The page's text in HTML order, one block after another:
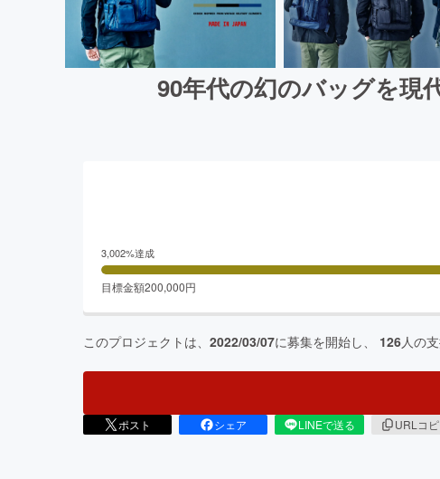
90年代の幻のバッグを現
3,002%達成
目標金額200,000円
このプロジェクトは、 2022/03/07に募集を開始し、 126人の
ポスト シェア LINEで送る URLコ